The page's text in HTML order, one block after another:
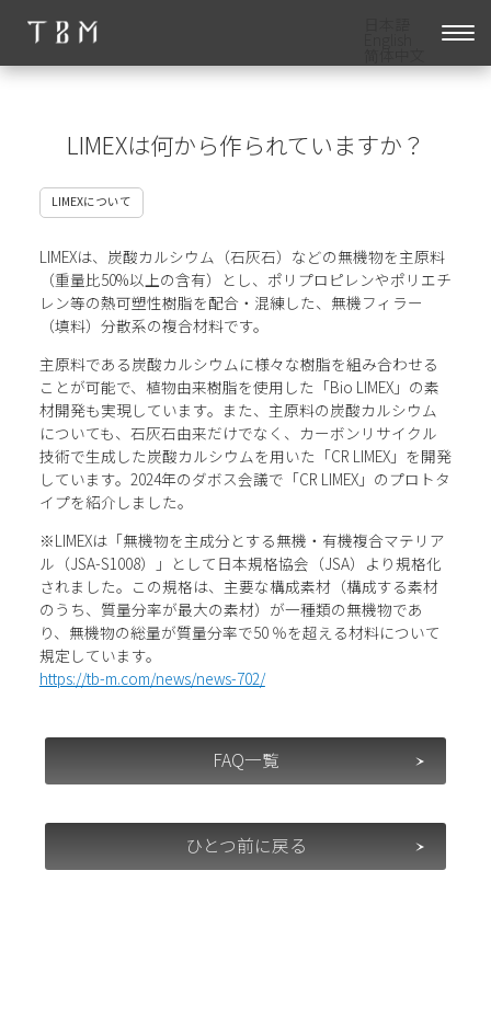
LIMEXは何から作られていますか？
LIMEXについて
LIMEXは、炭酸カルシウム（石灰石）などの無機物を主原料
（重量比50%以上の含有）とし、ポリプロピレンやポリエチ
レン等の熱可塑性樹脂を配合・混練した、無機フィラー
（填料）分散系の複合材料です。
主原料である炭酸カルシウムに様々な樹脂を組み合わせる
ことが可能で、植物由来樹脂を使用した「Bio LIMEX」の素
材開発も実現しています。また、主原料の炭酸カルシウム
についても、石灰石由来だけでなく、カーボンリサイクル
技術で生成した炭酸カルシウムを用いた「CR LIMEX」を開発
しています。2024年のダボス会議で「CR LIMEX」のプロトタ
イプを紹介しました。
※LIMEXは「無機物を主成分とする無機・有機複合マテリア
ル（JSA-S1008）」として日本規格協会（JSA）より規格化
されました。この規格は、主要な構成素材（構成する素材
のうち、質量分率が最大の素材）が一種類の無機物であ
り、無機物の総量が質量分率で50 ％を超える材料について
規定しています。
https://tb-m.com/news/news-702/
FAQ一覧
ひとつ前に戻る